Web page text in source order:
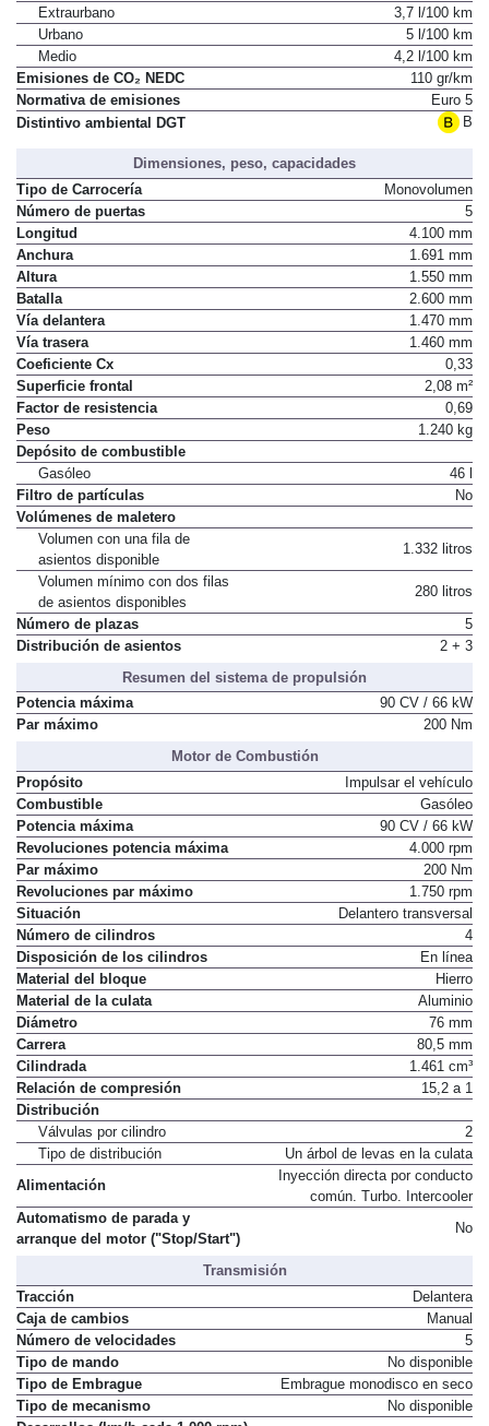
Extraurbano
3,7 l/100 km
Urbano
5 l/100 km
Medio
4,2 l/100 km
Emisiones de CO₂ NEDC
110 gr/km
Normativa de emisiones
Euro 5
Distintivo ambiental DGT
B
Dimensiones, peso, capacidades
Tipo de Carrocería
Monovolumen
Número de puertas
5
Longitud
4.100 mm
Anchura
1.691 mm
Altura
1.550 mm
Batalla
2.600 mm
Vía delantera
1.470 mm
Vía trasera
1.460 mm
Coeficiente Cx
0,33
Superficie frontal
2,08 m²
Factor de resistencia
0,69
Peso
1.240 kg
Depósito de combustible
Gasóleo
46 l
Filtro de partículas
No
Volúmenes de maletero
Volumen con una fila de
asientos disponible
1.332 litros
Volumen mínimo con dos filas
de asientos disponibles
280 litros
Número de plazas
5
Distribución de asientos
2 + 3
Resumen del sistema de propulsión
Potencia máxima
90 CV / 66 kW
Par máximo
200 Nm
Motor de Combustión
Propósito
Impulsar el vehículo
Combustible
Gasóleo
Potencia máxima
90 CV / 66 kW
Revoluciones potencia máxima
4.000 rpm
Par máximo
200 Nm
Revoluciones par máximo
1.750 rpm
Situación
Delantero transversal
Número de cilindros
4
Disposición de los cilindros
En línea
Material del bloque
Hierro
Material de la culata
Aluminio
Diámetro
76 mm
Carrera
80,5 mm
Cilindrada
1.461 cm³
Relación de compresión
15,2 a 1
Distribución
Válvulas por cilindro
2
Tipo de distribución
Un árbol de levas en la culata
Alimentación
Inyección directa por conducto
común. Turbo. Intercooler
Automatismo de parada y
arranque del motor ("Stop/Start")
No
Transmisión
Tracción
Delantera
Caja de cambios
Manual
Número de velocidades
5
Tipo de mando
No disponible
Tipo de Embrague
Embrague monodisco en seco
Tipo de mecanismo
No disponible